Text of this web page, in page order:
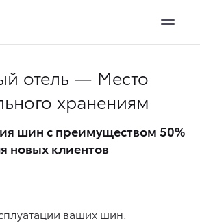
отель — Место
хранениям
шин с преимуществом 50%
новых клиентов
ваших шин.